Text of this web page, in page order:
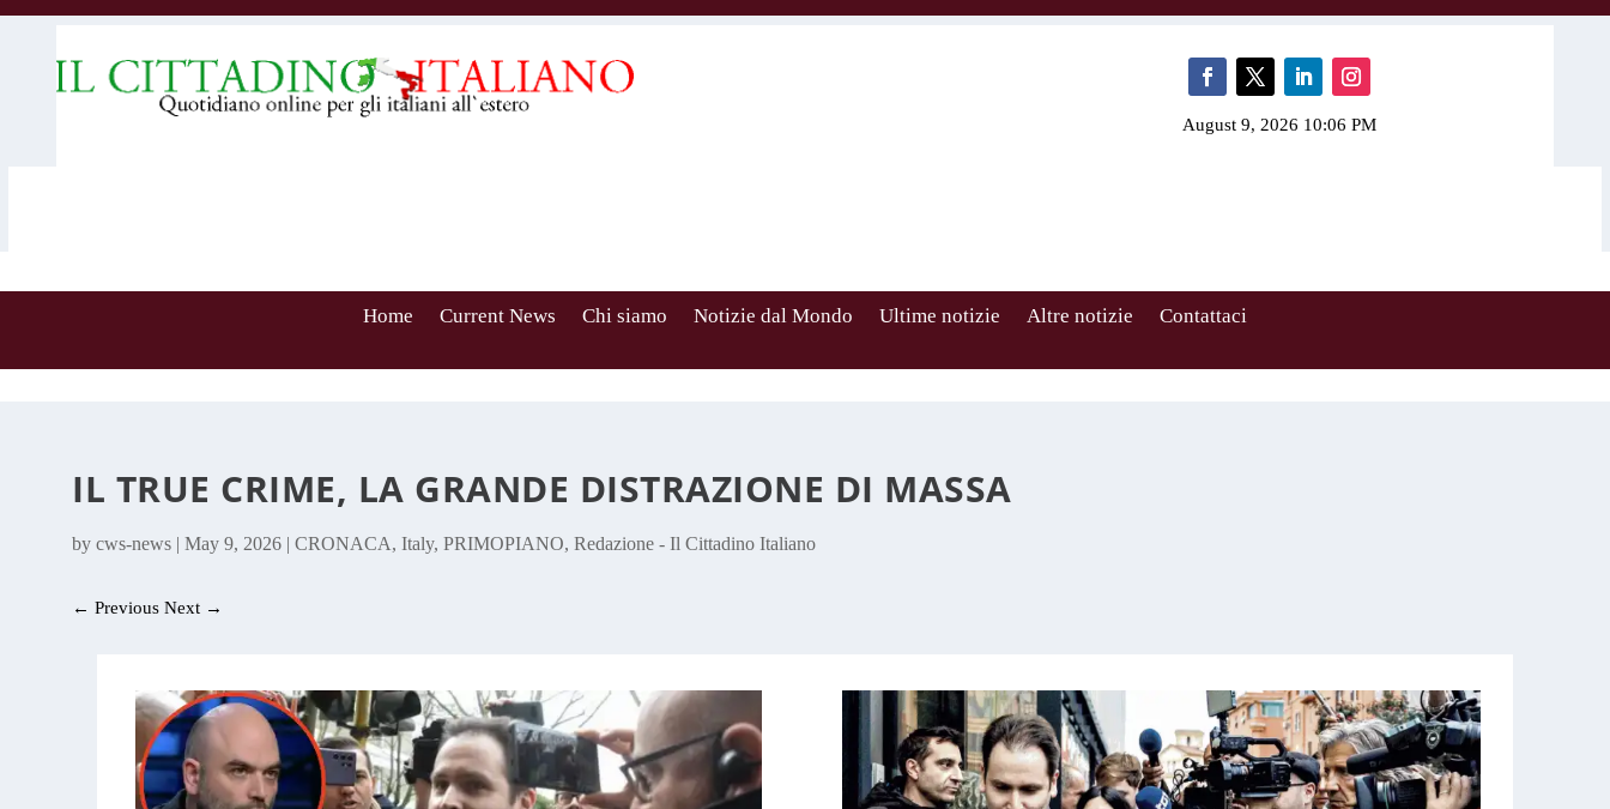
August 9, 2026 10:06 PM
Home Current News Chi siamo Notizie dal Mondo Ultime notizie Altre notizie Contattaci
IL TRUE CRIME, LA GRANDE DISTRAZIONE DI MASSA
bycws-news |May 9, 2026 |CRONACA,Italy,PRIMOPIANO,Redazione - Il Cittadino Italiano
←Previous Next →